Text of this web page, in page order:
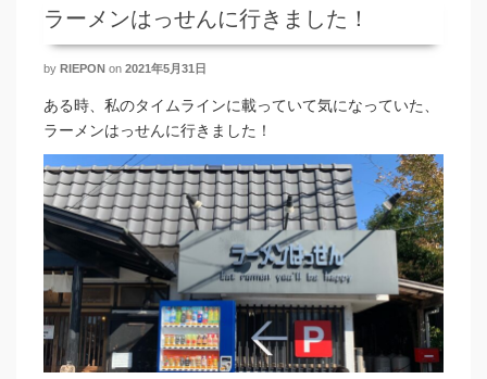
ラーメンはっせんに行きました！
by RIEPON on 2021年5月31日
ある時、私のタイムラインに載っていて気になっていた、
ラーメンはっせんに行きました！